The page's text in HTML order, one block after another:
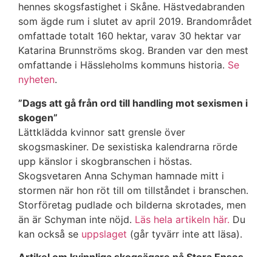
hennes skogsfastighet i Skåne. Hästvedabranden
som ägde rum i slutet av april 2019. Brandområdet
omfattade totalt 160 hektar, varav 30 hektar var
Katarina Brunnströms skog. Branden var den mest
omfattande i Hässleholms kommuns historia. Se
nyheten.
”Dags att gå från ord till handling mot sexismen i
skogen”
Lättklädda kvinnor satt grensle över
skogsmaskiner. De sexistiska kalendrarna rörde
upp känslor i skogbranschen i höstas.
Skogsvetaren Anna Schyman hamnade mitt i
stormen när hon röt till om tillståndet i branschen.
Storföretag pudlade och bilderna skrotades, men
än är Schyman inte nöjd. Läs hela artikeln här. Du
kan också se uppslaget (går tyvärr inte att läsa).